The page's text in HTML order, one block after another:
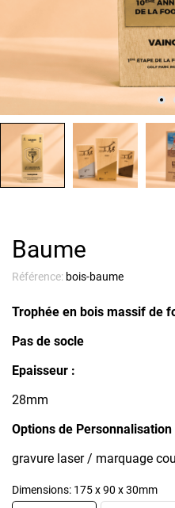
Baume
Référence: bois-baume
Trophée en bois massif de
Pas de socle
Epaisseur :
28mm
Options de Personnalisation
gravure laser / marquage
Dimensions: 175 x 90 x 30mm